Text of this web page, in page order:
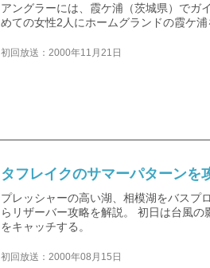
アングラーには、霞ケ浦（茨城県）でガ
めての女性2人にホームグランドの霞ケ
初回放送：2000年11月21日
タフレイクのサマーパターンを
プレッシャーの高い湖、相模湖をバスプ
らリザーバー攻略を解説。 初日は台風
をキャッチする。
初回放送：2000年08月15日